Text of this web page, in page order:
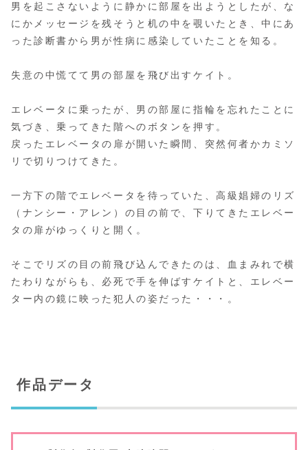
男を起こさないように静かに部屋を出ようとしたが、な
にかメッセージを残そうと机の中を覗いたとき、中にあ
った診断書から男が性病に感染していたことを知る。
失意の中慌てて男の部屋を飛び出すケイト。
エレベータに乗ったが、男の部屋に指輪を忘れたことに
気づき、乗ってきた階へのボタンを押す。
戻ったエレベータの扉が開いた瞬間、突然何者かカミソ
リで切りつけてきた。
一方下の階でエレベータを待っていた、高級娼婦のリズ
（ナンシー・アレン）の目の前で、下りてきたエレベー
タの扉がゆっくりと開く。
そこでリズの目の前飛び込んできたのは、血まみれで横
たわりながらも、必死で手を伸ばすケイトと、エレベー
ター内の鏡に映った犯人の姿だった・・・。
作品データ